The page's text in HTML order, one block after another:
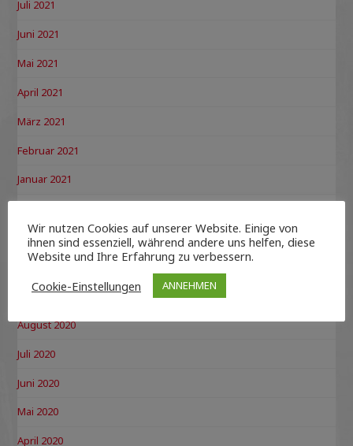
Juli 2021
Juni 2021
Mai 2021
April 2021
März 2021
Februar 2021
Januar 2021
November 2020
September 2020
August 2020
Juli 2020
Juni 2020
Mai 2020
April 2020
Wir nutzen Cookies auf unserer Website. Einige von
ihnen sind essenziell, während andere uns helfen, diese
Website und Ihre Erfahrung zu verbessern.
Cookie-Einstellungen
ANNEHMEN